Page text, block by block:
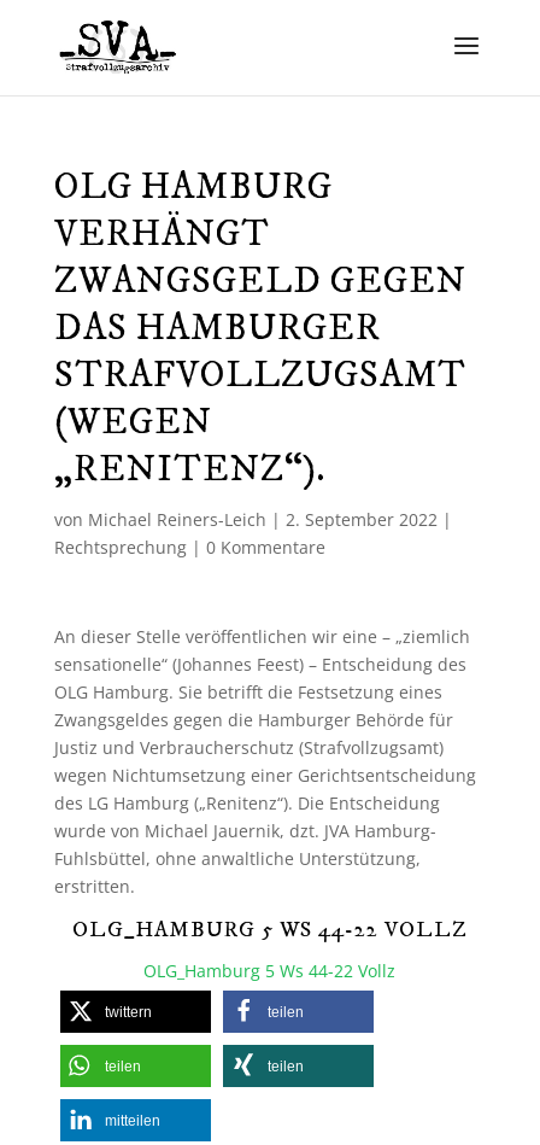
OLG HAMBURG
VERHÄNGT
ZWANGSGELD GEGEN
DAS HAMBURGER
STRAFVOLLZUGSAMT
(WEGEN
„RENITENZ“).
von Michael Reiners-Leich | 2. September 2022|
Rechtsprechung| 0 Kommentare
An dieser Stelle veröffentlichen wir eine – „ziemlich
sensationelle“ (Johannes Feest) – Entscheidung des
OLG Hamburg. Sie betrifft die Festsetzung eines
Zwangsgeldes gegen die Hamburger Behörde für
Justiz und Verbraucherschutz (Strafvollzugsamt)
wegen Nichtumsetzung einer Gerichtsentscheidung
des LG Hamburg („Renitenz“). Die Entscheidung
wurde von Michael Jauernik, dzt. JVA Hamburg-
Fuhlsbüttel, ohne anwaltliche Unterstützung,
erstritten.
OLG_HAMBURG 5 WS 44-22 VOLLZ
OLG_Hamburg 5 Ws 44-22 Vollz
twittern teilen
teilen teilen
mitteilen